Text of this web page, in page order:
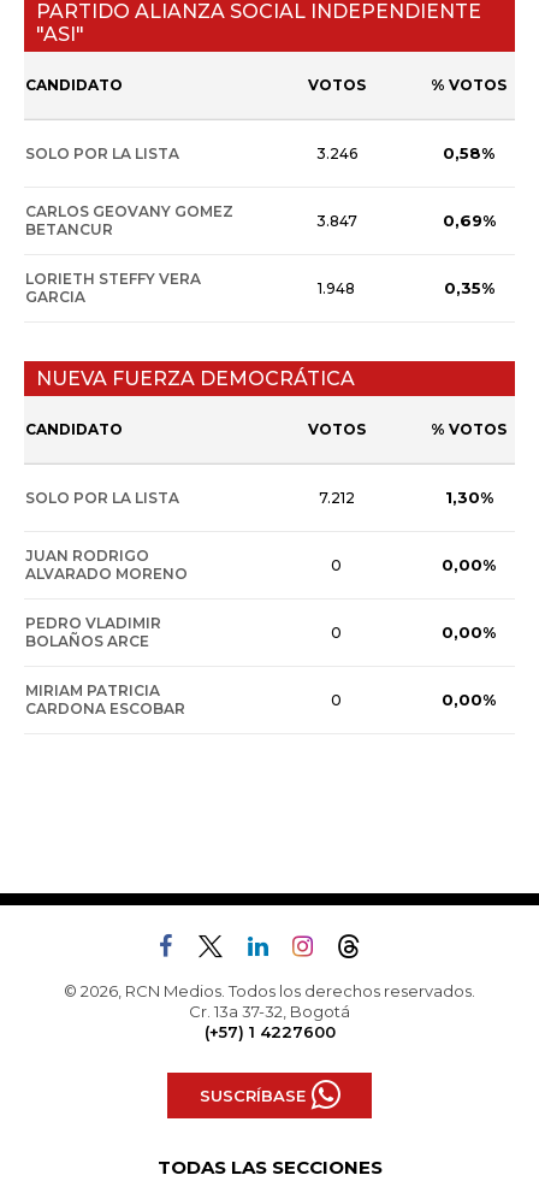
PARTIDO ALIANZA SOCIAL INDEPENDIENTE
"ASI"
CANDIDATO VOTOS % VOTOS
SOLO POR LA LISTA 3.246 0,58%
CARLOS GEOVANY GOMEZ
BETANCUR
3.847 0,69%
LORIETH STEFFY VERA
GARCIA
1.948 0,35%
NUEVA FUERZA DEMOCRÁTICA
CANDIDATO VOTOS % VOTOS
SOLO POR LA LISTA 7.212 1,30%
JUAN RODRIGO
ALVARADO MORENO
0 0,00%
PEDRO VLADIMIR
BOLAÑOS ARCE
0 0,00%
MIRIAM PATRICIA
CARDONA ESCOBAR
0 0,00%
© 2026, RCN Medios. Todos los derechos reservados.
Cr. 13a 37-32, Bogotá
(+57) 1 4227600
SUSCRÍBASE
TODAS LAS SECCIONES